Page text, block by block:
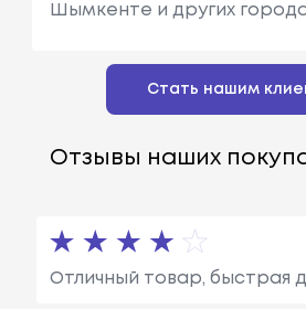
Шымкенте и других
Стать нашим
Отзывы наших
Отличный товар, быстрая